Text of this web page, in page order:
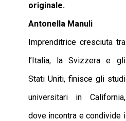
originale.
Antonella Manuli
Imprenditrice cresciuta tra
l’Italia, la Svizzera e gli
Stati Uniti, finisce gli studi
universitari in California,
dove incontra e condivide i